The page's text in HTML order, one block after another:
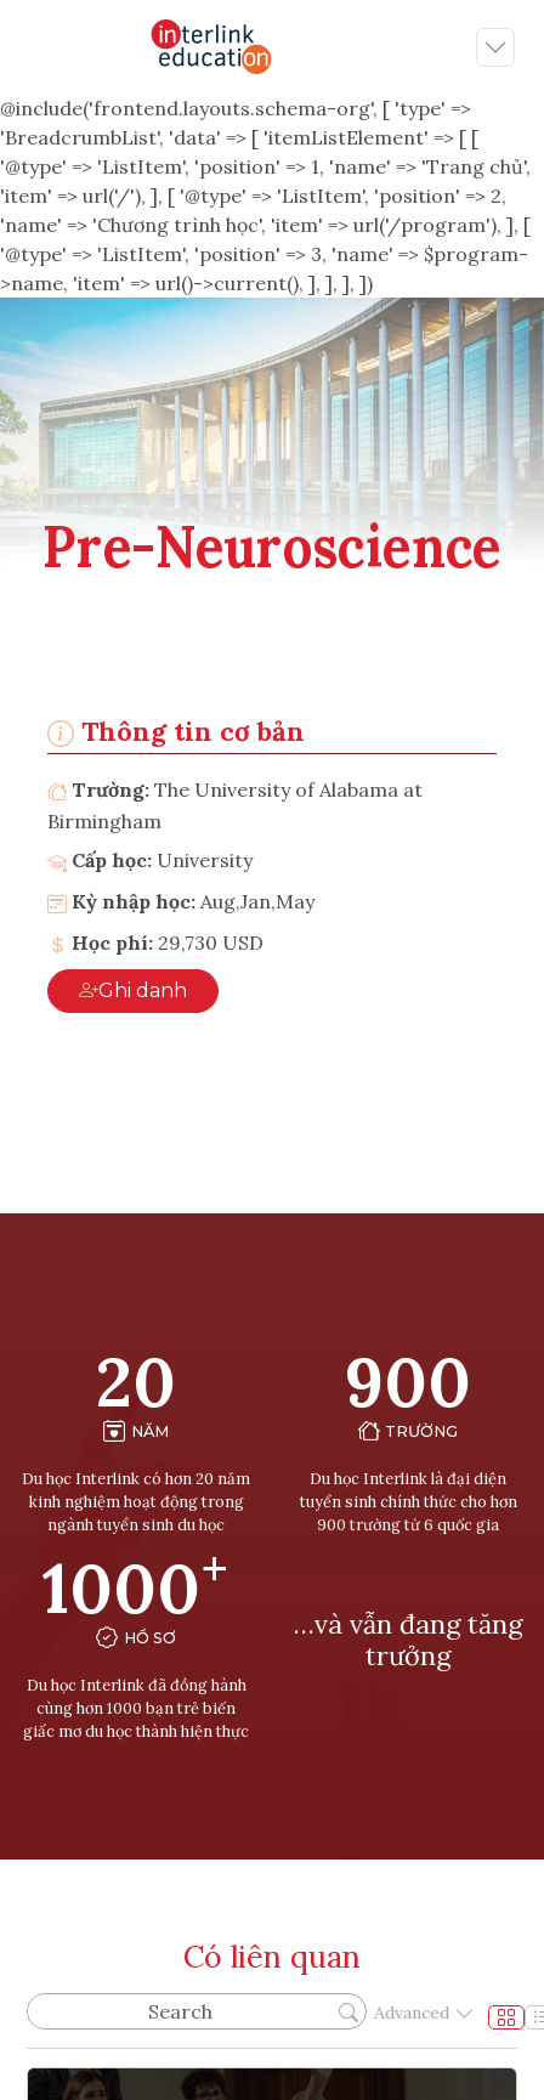
@include('frontend.layouts.schema-org', [ 'type' =>
'BreadcrumbList', 'data' => [ 'itemListElement' => [ [
'@type' => 'ListItem', 'position' => 1, 'name' => 'Trang chủ',
'item' => url('/'), ], [ '@type' => 'ListItem', 'position' => 2,
'name' => 'Chương trình học', 'item' => url('/program'), ], [
'@type' => 'ListItem', 'position' => 3, 'name' => $program-
>name, 'item' => url()->current(), ], ], ], ])
Pre-Neuroscience
Thông tin cơ bản
Trường: The University of Alabama at
Birmingham
Cấp học: University
Kỳ nhập học: Aug,Jan,May
Học phí: 29,730 USD
Ghi danh
20
NĂM
Du học Interlink có hơn 20 năm
kinh nghiệm hoạt động trong
ngành tuyển sinh du học
900
TRƯỜNG
Du học Interlink là đại diện
tuyển sinh chính thức cho hơn
900 trường từ 6 quốc gia
1000+
HỒ SƠ
Du học Interlink đã đồng hành
cùng hơn 1000 bạn trẻ biến
giấc mơ du học thành hiện thực
…và vẫn đang tăng
trưởng
Có liên quan
Advanced